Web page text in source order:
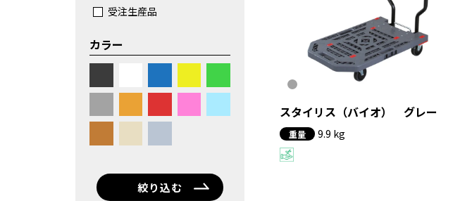
受注生産品
カラー
絞り込む
スタイリス（バイオ） グレー
重量 9.9 kg